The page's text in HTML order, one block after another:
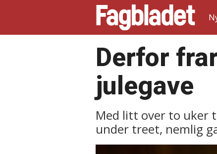
Derfor
julegave
Med litt over to uker
under treet, nemlig